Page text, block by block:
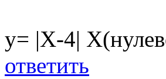
у= |X-4|
ответить